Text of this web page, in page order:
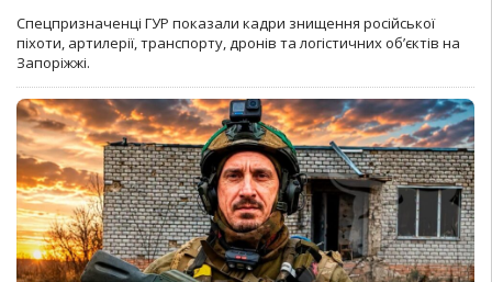
Спецпризначенці ГУР показали кадри знищення російської
піхоти, артилерії, транспорту, дронів та логістичних об’єктів на
Запоріжжі.